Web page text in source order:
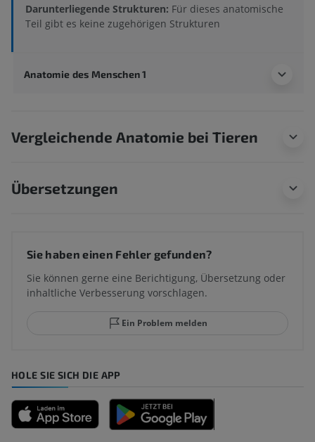
Darunterliegende Strukturen: Für dieses anatomische
Teil gibt es keine zugehörigen Strukturen
Anatomie des Menschen 1
Vergleichende Anatomie bei Tieren
Übersetzungen
Sie haben einen Fehler gefunden?
Sie können gerne eine Berichtigung, Übersetzung oder
inhaltliche Verbesserung vorschlagen.
Ein Problem melden
HOLE SIE SICH DIE APP